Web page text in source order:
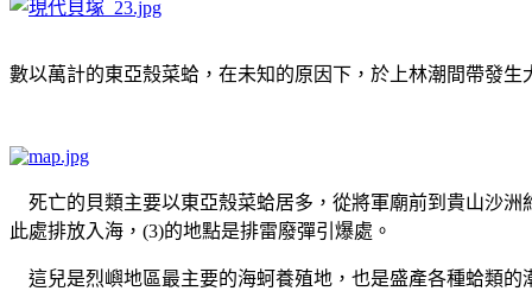
數以萬計的東亞殼菜蛤，在未知的原因下，於上林潮間帶發
死亡的貝類主要以東亞殼菜蛤居多，從將軍廟前到貴山沙洲
此處排放入海，(3)的地點是排雷廢彈引爆處。
這兒是烈嶼地區最主要的海蚵養殖地，也是盛產各種蛤類的